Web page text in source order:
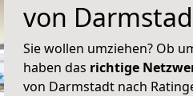
von
Sie wollen umziehen? Ob
haben das richtige
von Darmstadt nach